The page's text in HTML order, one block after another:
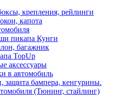
крепления, рейлинги
капота
пикапа Кунги
багажник
TopUp
аксессуары
в автомобиль
защита бампера, кенгурины.
(Тюнинг, стайлинг)